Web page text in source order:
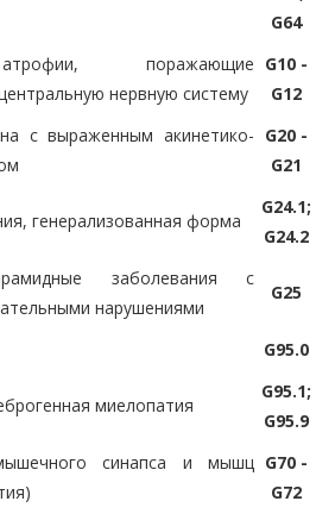
G64
поражающие
нервную систему
G10 -
G12
с выраженным акинетико- G20 -
G21
генерализованная форма
G24.1;
G24.2
заболевания с
нарушениями
G25
G95.0
миелопатия
G95.1;
G95.9
синапса и мышц G70 -
G72